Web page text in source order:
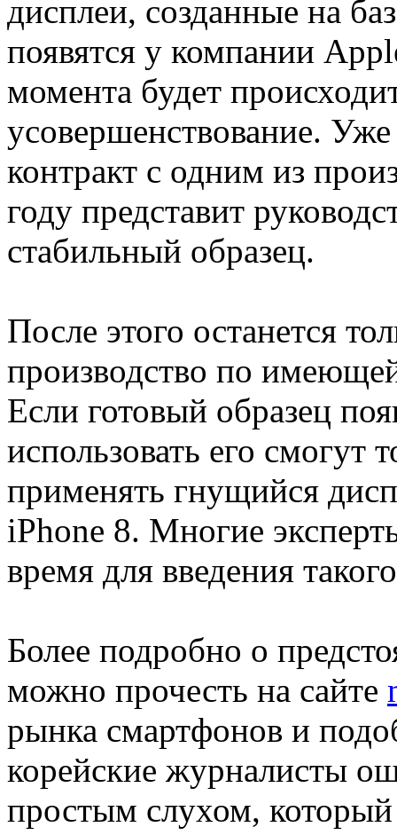
дисплеи, созданные на
появятся у компании
момента будет
усовершенствование.
контракт с одним из
году представит
стабильный образец.
После этого останется
производство по
Если готовый образец
использовать его смогут
применять гнущийся
iPhone 8. Многие
время для введения
Более подробно о
можно прочесть на сайте
рынка смартфонов и
корейские журналисты
простым слухом,